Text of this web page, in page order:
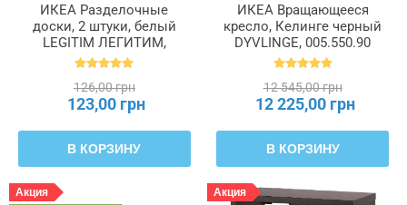
ИКЕА Разделочные
доски, 2 штуки, белый
LEGITIM ЛЕГИТИМ,
705.567.03
126,00 грн
123,00 грн
В КОРЗИНУ
ИКЕА Вращающееся
кресло, Келинге черный
DYVLINGE, 005.550.90
12 545,00 грн
12 225,00 грн
В КОРЗИНУ
Акция Акция